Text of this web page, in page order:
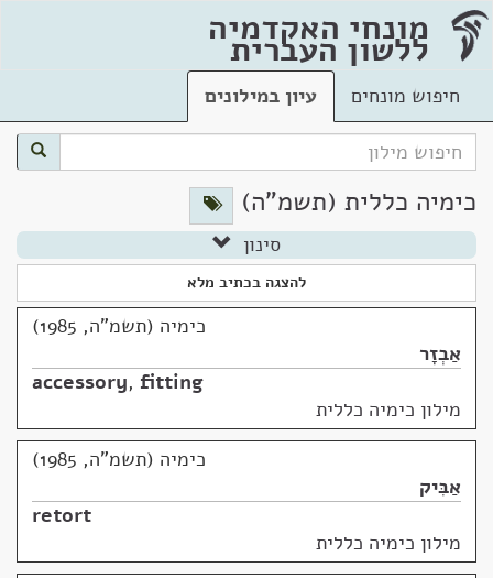
מונחי האקדמיה
ללשון העברית
חיפוש מונחים עיון במילונים
כימיה כללית (תשמ"ה)
סינון
להצגה בכתיב מלא
כימיה (תשמ"ה, 1985)
אַבְזָר
accessory, fitting
מילון כימיה כללית
כימיה (תשמ"ה, 1985)
אַבִּיק
retort
מילון כימיה כללית